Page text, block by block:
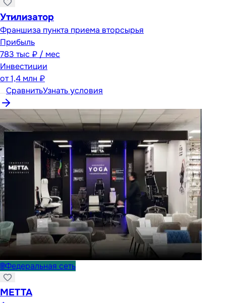
Утилизатор
Франшиза пункта приема вторсырья
Прибыль
783 тыс ₽ / мес
Инвестиции
от1,4 млн ₽
СравнитьУзнать условия
🌐Федеральная сеть
METTA